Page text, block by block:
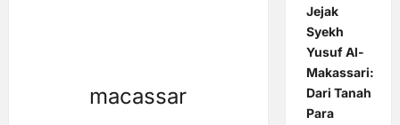
macassar
Jejak
Syekh
Yusuf Al-
Makassari:
Dari Tanah
Para